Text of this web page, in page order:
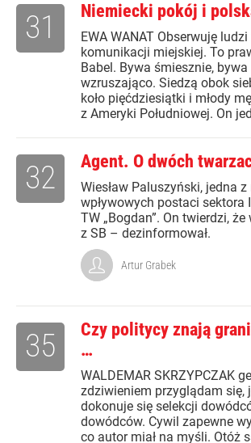
Niemiecki pokój i
EWA WANAT Obserwuję
komunikacji miejskiej. To
Babel. Bywa śmiesznie,
wzruszająco. Siedzą obok
koło pięćdziesiątki i młody
z Ameryki Południowej. On
31
Agent. O dwóch
Wiesław Paluszyński, jedna
wpływowych postaci sektora
TW „Bogdan”. On twierdzi,
z SB – dezinformował.
32
Artur Grabek
Czy politycy znają
…
WALDEMAR SKRZYPCZAK
zdziwieniem przyglądam się,
dokonuje się selekcji
dowódców. Cywil zapewne
co autor miał na myśli. Otóż
35